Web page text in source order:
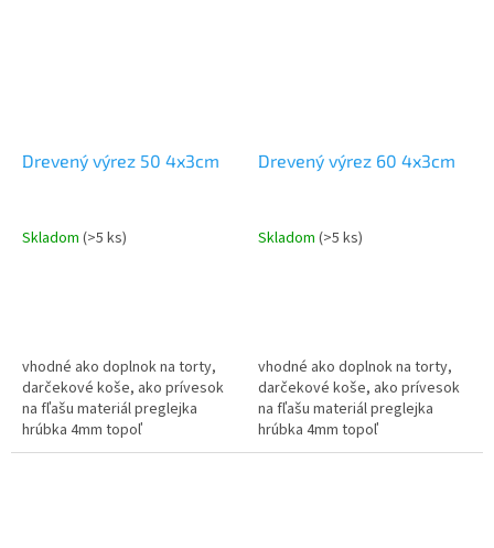
Drevený výrez 50 4x3cm
Skladom (>5 ks)
vhodné ako doplnok na torty,
darčekové koše, ako prívesok
na fľašu materiál preglejka
hrúbka 4mm topoľ
Drevený výrez 60 4x3cm
Skladom (>5 ks)
vhodné ako doplnok na torty,
darčekové koše, ako prívesok
na fľašu materiál preglejka
hrúbka 4mm topoľ